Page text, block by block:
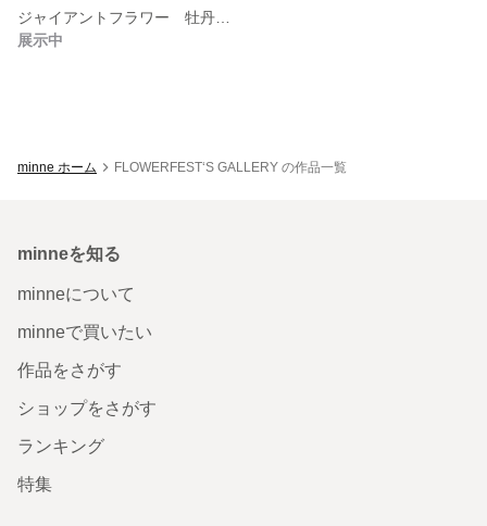
展示中
minne ホーム FLOWERFEST‘S GALLERY の作品一覧
minneを知る
minneについて
minneで買いたい
作品をさがす
ショップをさがす
ランキング
特集